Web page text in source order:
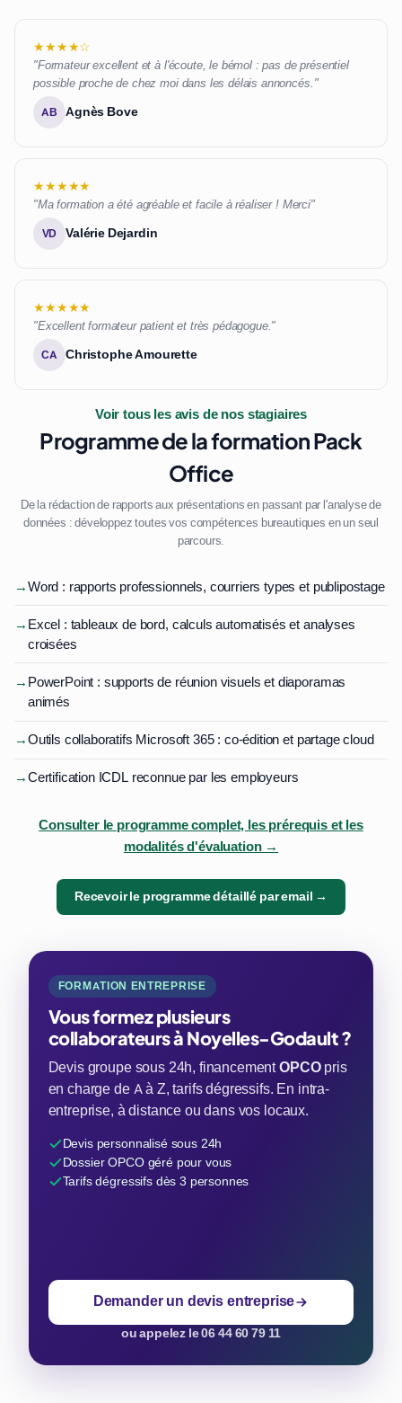
★★★★☆
"Formateur excellent et à l'écoute, le bémol : pas de présentiel
possible proche de chez moi dans les délais annoncés."
AB Agnès Bove
★★★★★
"Ma formation a été agréable et facile à réaliser ! Merci"
VD Valérie Dejardin
★★★★★
"Excellent formateur patient et très pédagogue."
CA Christophe Amourette
Voir tous les avis de nos stagiaires
Programme de la formation Pack
Office
De la rédaction de rapports aux présentations en passant par l'analyse de
données : développez toutes vos compétences bureautiques en un seul
parcours.
→Word : rapports professionnels, courriers types et publipostage
→ Excel : tableaux de bord, calculs automatisés et analyses
croisées
→ PowerPoint : supports de réunion visuels et diaporamas
animés
→Outils collaboratifs Microsoft 365 : co-édition et partage cloud
→Certification ICDL reconnue par les employeurs
Consulter le programme complet, les prérequis et les
modalités d'évaluation →
Recevoir le programme détaillé par email →
FORMATION ENTREPRISE
Vous formez plusieurs
collaborateurs à Noyelles-Godault ?
Devis groupe sous 24h, financementOPCOpris
en charge de A à Z, tarifs dégressifs. En intra-
entreprise, à distance ou dans vos locaux.
Devis personnalisé sous 24h
Dossier OPCO géré pour vous
Tarifs dégressifs dès 3 personnes
Demander un devis entreprise
ou appelez le 06 44 60 79 11